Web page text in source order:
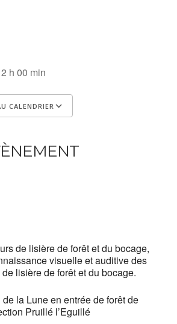
h 00 min
CALENDRIER
de lisière de forêt et du bocage,
visuelle et auditive des
lisière de forêt et du bocage.
la Lune en entrée de forêt de
Pruillé l’Eguillé